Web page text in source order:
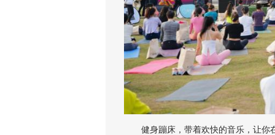
健身蹦床，带着欢快的音乐，让你